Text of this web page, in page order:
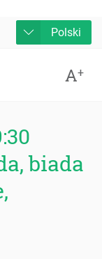
Polski
A+
biada